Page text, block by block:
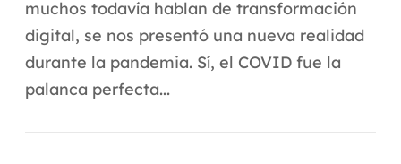
AI Day
Transformar dados em decisão
Data Analytics
muchos todavía hablan de transformación
digital, se nos presentó una nueva realidad
durante la pandemia. Sí, el COVID fue la
palanca perfecta...